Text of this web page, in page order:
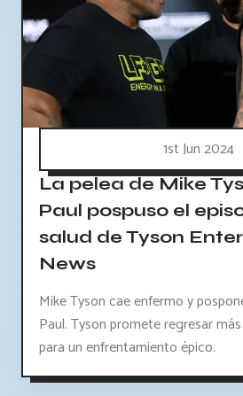
1st Jun 2024
La pelea de Mike
Paul pospuso el
salud de Tyson
News
Mike Tyson cae enfermo y
Paul. Tyson promete regresar
para un enfrentamiento épico.